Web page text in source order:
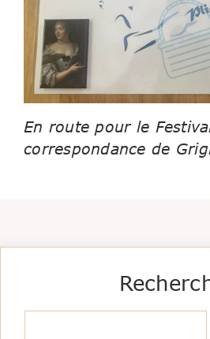
En route pour le
correspondance de